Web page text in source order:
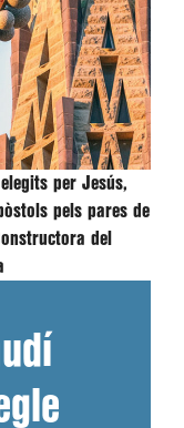
per Jesús,
pels pares de
del